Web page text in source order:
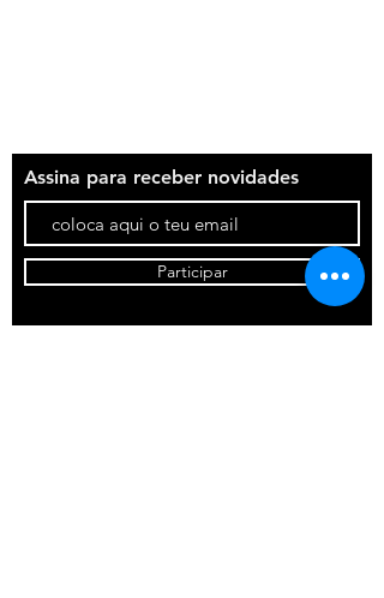
Assina para receber novidades
Participar